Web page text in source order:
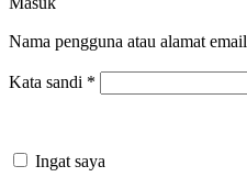
Nama pengguna atau alamat email
Kata sandi *
Ingat saya